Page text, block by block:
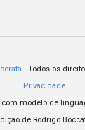
- Todos os
Privacidade
modelo de
de Rodrigo